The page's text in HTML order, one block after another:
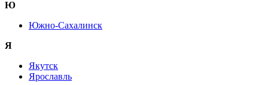
Ю
Южно-Сахалинск
Я
Якутск
Ярославль